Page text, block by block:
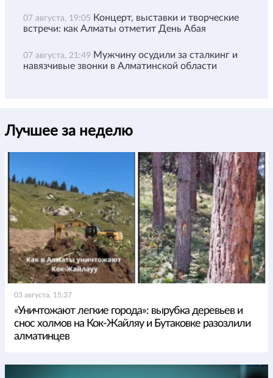
07 августа, 19:05 Концерт, выставки и творческие
встречи: как Алматы отметит День Абая
07 августа, 21:49 Мужчину осудили за сталкинг и
навязчивые звонки в Алматинской области
Лучшее за неделю
03 августа, 15:37
«Уничтожают легкие города»: вырубка деревьев и
снос холмов на Кок-Жайляу и Бутаковке разозлили
алматинцев